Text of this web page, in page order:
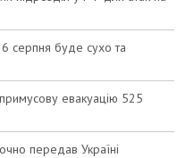
6 серпня буде сухо та
евакуацію 525
передав Україні